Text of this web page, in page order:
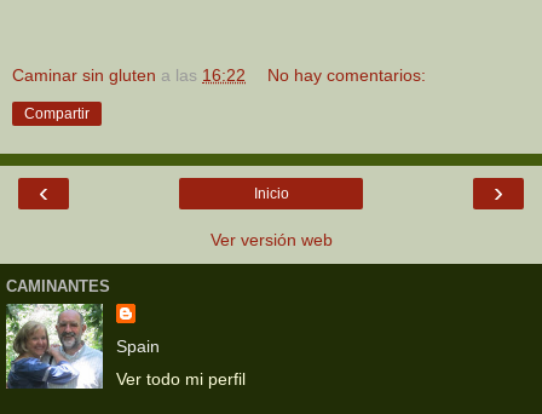
Caminar sin gluten a las 16:22 No hay comentarios:
Compartir
‹ ›
Inicio
Ver versión web
CAMINANTES
Spain
Ver todo mi perfil